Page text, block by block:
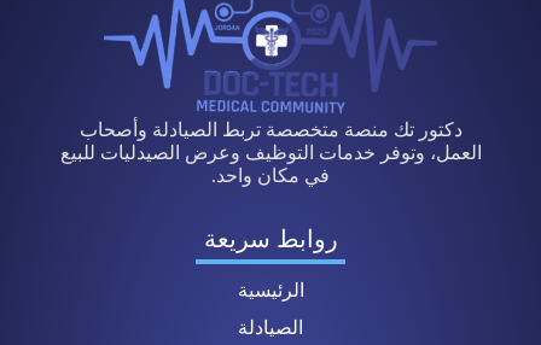
دكتور تك منصة متخصصة تربط الصيادلة وأصحاب
العمل، وتوفر خدمات التوظيف وعرض الصيدليات للبيع
في مكان واحد.
روابط سريعة
الرئيسية
الصيادلة